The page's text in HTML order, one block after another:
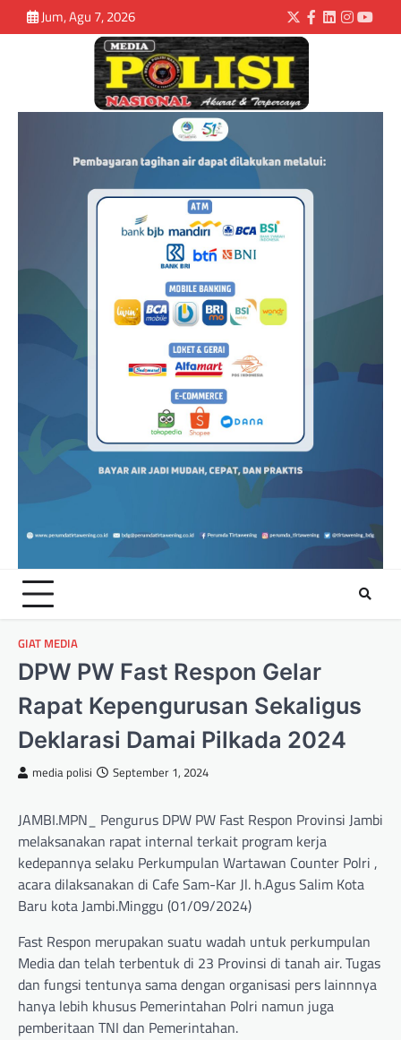
Jum, Agu 7, 2026
GIAT MEDIA
DPW PW Fast Respon Gelar
Rapat Kepengurusan Sekaligus
Deklarasi Damai Pilkada 2024
media polisi September 1, 2024
JAMBI.MPN_ Pengurus DPW PW Fast Respon Provinsi Jambi
melaksanakan rapat internal terkait program kerja
kedepannya selaku Perkumpulan Wartawan Counter Polri ,
acara dilaksanakan di Cafe Sam-Kar Jl. h.Agus Salim Kota
Baru kota Jambi.Minggu (01/09/2024)
Fast Respon merupakan suatu wadah untuk perkumpulan
Media dan telah terbentuk di 23 Provinsi di tanah air. Tugas
dan fungsi tentunya sama dengan organisasi pers lainnnya
hanya lebih khusus Pemerintahan Polri namun juga
pemberitaan TNI dan Pemerintahan.